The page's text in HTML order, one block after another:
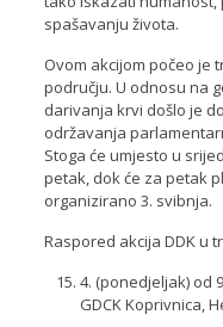
spašavanju života.
Ovom akcijom počeo je
području. U odnosu na
darivanja krvi došlo je
održavanja
Stoga će umjesto u
petak, dok će za petak
organizirano 3. svibnja.
Raspored akcija DDK u
4. (ponedjeljak) od
GDCK Koprivnica,